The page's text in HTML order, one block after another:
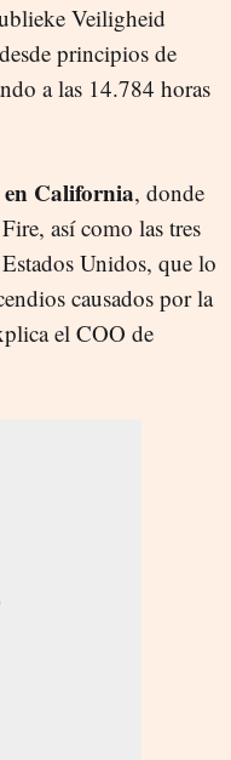
Veiligheid
principios de
a las 14.784 horas
en California, donde
así como las tres
Unidos, que lo
causados por la
el COO de